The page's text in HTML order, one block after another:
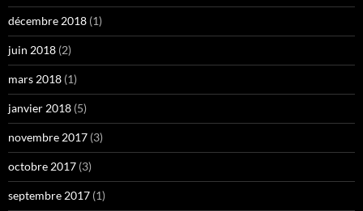
décembre 2018 (1)
juin 2018 (2)
mars 2018 (1)
janvier 2018 (5)
novembre 2017 (3)
octobre 2017 (3)
septembre 2017 (1)